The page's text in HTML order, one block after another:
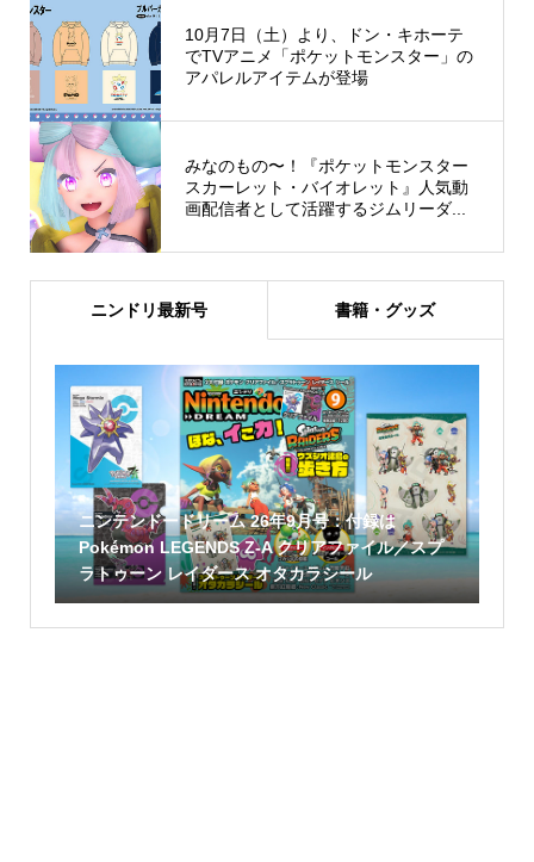
10月7日（土）より、ドン・キホーテ
でTVアニメ「ポケットモンスター」の
アパレルアイテムが登場
みなのもの〜！『ポケットモンスター
スカーレット・バイオレット』人気動
画配信者として活躍するジムリーダ...
ニンドリ最新号 書籍・グッズ
ニンテンドードリーム 26年9月号：付録は
Pokémon LEGENDS Z-A クリアファイル／スプ
ラトゥーン レイダース オタカラシール